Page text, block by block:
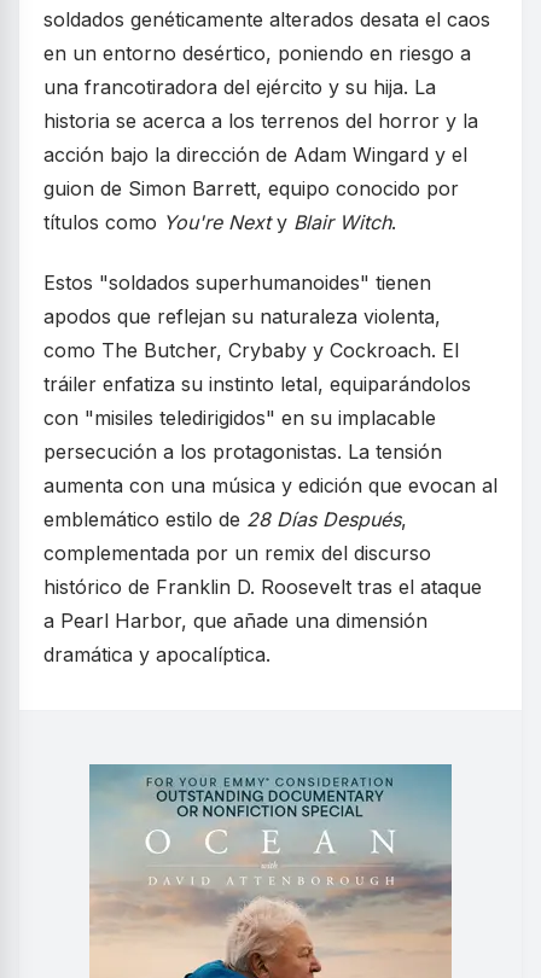
soldados genéticamente alterados desata el caos
en un entorno desértico, poniendo en riesgo a
una francotiradora del ejército y su hija. La
historia se acerca a los terrenos del horror y la
acción bajo la dirección de Adam Wingard y el
guion de Simon Barrett, equipo conocido por
títulos como You're Nexty Blair Witch.
Estos "soldados superhumanoides" tienen
apodos que reflejan su naturaleza violenta,
como The Butcher, Crybaby y Cockroach. El
tráiler enfatiza su instinto letal, equiparándolos
con "misiles teledirigidos" en su implacable
persecución a los protagonistas. La tensión
aumenta con una música y edición que evocan al
emblemático estilo de 28 Días Después,
complementada por un remix del discurso
histórico de Franklin D. Roosevelt tras el ataque
a Pearl Harbor, que añade una dimensión
dramática y apocalíptica.